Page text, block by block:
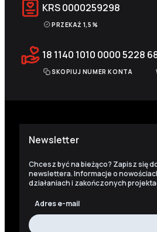
KRS0000259298
PRZEKAŻ 1,5%
18 1140 1010 0000 5228
SKOPIUJ NUMER KONTA
Newsletter
Chcesz być na bieżąco? Zapisz się
newslettera. Informacje o
działaniach i zakończonych
Adres e-mail